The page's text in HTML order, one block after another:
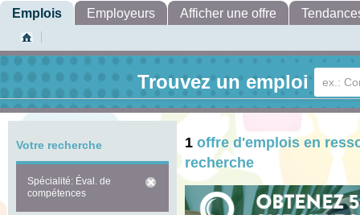
Emplois Employeurs Afficher une offre
Trouvez un emploi
Votre recherche
Spécialité: Éval. de
compétences
1 offre d'emplois en
recherche